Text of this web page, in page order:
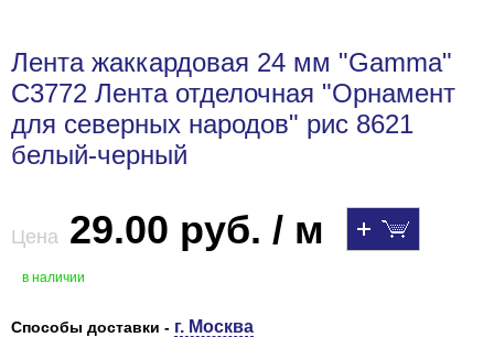
Лента жаккардовая 24 мм "Gamma"
С3772 Лента отделочная "Орнамент
для северных народов" рис 8621
белый-черный
Цена 29.00 руб. / м
в наличии
Способы доставки - г. Москва